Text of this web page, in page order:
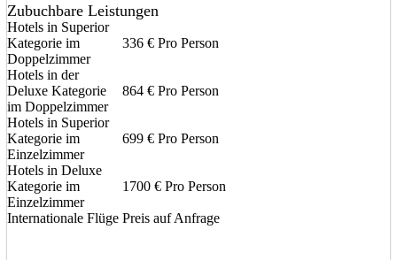
Zubuchbare Leistungen
Hotels in Superior
Kategorie im
Doppelzimmer
336 € Pro Person
Hotels in der
Deluxe Kategorie
im Doppelzimmer
864 € Pro Person
Hotels in Superior
Kategorie im
Einzelzimmer
699 € Pro Person
Hotels in Deluxe
Kategorie im
Einzelzimmer
1700 € Pro Person
Internationale Flüge Preis auf Anfrage